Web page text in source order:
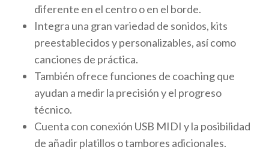
diferente en el centro o en el borde.
Integra una gran variedad de sonidos, kits
preestablecidos y personalizables, así como
canciones de práctica.
También ofrece funciones de coachingque
ayudan a medir la precisión y el progreso
técnico.
Cuenta con conexión USB MIDI y la posibilidad
de añadir platillos o tambores adicionales.